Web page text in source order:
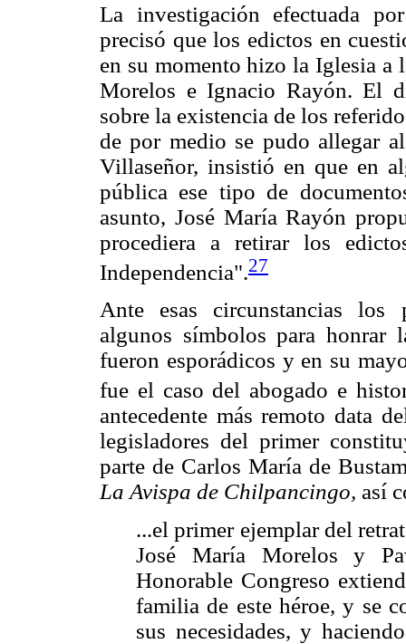
La investigación efectuada
precisó que los edictos en
en su momento hizo la Iglesia
Morelos e Ignacio Rayón. El
sobre la existencia de los
de por medio se pudo allegar
Villaseñor, insistió en que en
pública ese tipo de
asunto, José María Rayón
procediera a retirar los
Independencia".27
Ante esas circunstancias los
algunos símbolos para honrar
fueron esporádicos y en su
fue el caso del abogado e
antecedente más remoto data
legisladores del primer
parte de Carlos María de
La Avispa de Chilpancingo, así
...el primer ejemplar del
José María Morelos y
Honorable Congreso
familia de este héroe, y se
sus necesidades, y